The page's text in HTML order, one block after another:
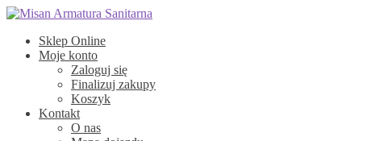
Przejdź
nawigacji
Przejdź
treści
Sklep Online
Moje konto
Zaloguj się
Finalizuj zakupy
Koszyk
Kontakt
O nas